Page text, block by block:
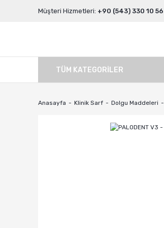
Müşteri Hizmetleri: +90 (543) 330 10 56
TÜM KATEGORILER
Anasayfa Klinik Sarf Dolgu Maddeleri